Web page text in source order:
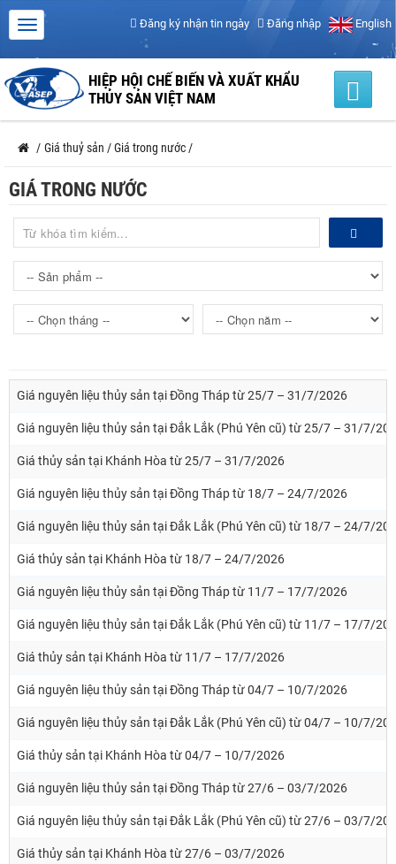
Đăng ký nhận tin ngày Đăng nhập English
HIỆP HỘI CHẾ BIẾN VÀ XUẤT KHẨU
THỦY SẢN VIỆT NAM
/ Giá thuỷ sản /Giá trong nước /
GIÁ TRONG NƯỚC
Giá nguyên liệu thủy sản tại Đồng Tháp từ 25/7 – 31/7/2026
Giá nguyên liệu thủy sản tại Đắk Lắk (Phú Yên cũ) từ 25/7 – 31/7/
Giá thủy sản tại Khánh Hòa từ 25/7 – 31/7/2026
Giá nguyên liệu thủy sản tại Đồng Tháp từ 18/7 – 24/7/2026
Giá nguyên liệu thủy sản tại Đắk Lắk (Phú Yên cũ) từ 18/7 – 24/7/
Giá thủy sản tại Khánh Hòa từ 18/7 – 24/7/2026
Giá nguyên liệu thủy sản tại Đồng Tháp từ 11/7 – 17/7/2026
Giá nguyên liệu thủy sản tại Đắk Lắk (Phú Yên cũ) từ 11/7 – 17/7/
Giá thủy sản tại Khánh Hòa từ 11/7 – 17/7/2026
Giá nguyên liệu thủy sản tại Đồng Tháp từ 04/7 – 10/7/2026
Giá nguyên liệu thủy sản tại Đắk Lắk (Phú Yên cũ) từ 04/7 – 10/7/
Giá thủy sản tại Khánh Hòa từ 04/7 – 10/7/2026
Giá nguyên liệu thủy sản tại Đồng Tháp từ 27/6 – 03/7/2026
Giá nguyên liệu thủy sản tại Đắk Lắk (Phú Yên cũ) từ 27/6 – 03/7/
Giá thủy sản tại Khánh Hòa từ 27/6 – 03/7/2026